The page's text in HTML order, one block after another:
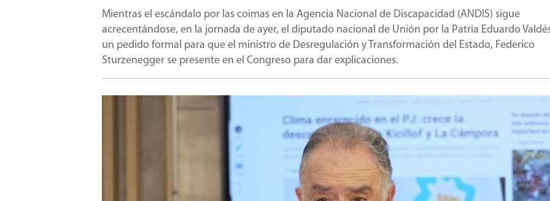
Mientras el escándalo por las coimas en la Agencia Nacional de Discapacidad (ANDIS) sigue
acrecentándose, en la jornada de ayer, el diputado nacional de Unión por la Patria Eduardo
un pedido formal para que el ministro de Desregulación y Transformación del Estado, Federico
Sturzenegger se presente en el Congreso para dar explicaciones.